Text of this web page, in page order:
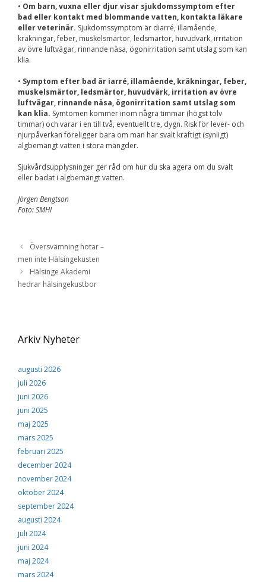
• Om barn, vuxna eller djur visar sjukdomssymptom efter
bad eller kontakt med blommande vatten, kontakta läkare
eller veterinär. Sjukdomssymptom är diarré, illamående,
kräkningar, feber, muskelsmärtor, ledsmärtor, huvudvärk, irritation
av övre luftvägar, rinnande näsa, ögonirritation samt utslag som kan
klia.
• Symptom efter bad är iarré, illamående, kräkningar, feber,
muskelsmärtor, ledsmärtor, huvudvärk, irritation av övre
luftvägar, rinnande näsa, ögonirritation samt utslag som
kan klia. Symtomen kommer inom några timmar (högst tolv
timmar) och varar i en till två, eventuellt tre, dygn. Risk för lever- och
njurpåverkan föreligger bara om man har svalt kraftigt (synligt)
algbemängt vatten i stora mängder.
Sjukvårdsupplysninger ger råd om hur du ska agera om du svalt
eller badat i algbemängt vatten.
Jörgen Bengtson
Foto: SMHI
Översvämning hotar –
men inte Hälsingekusten
Hälsinge Akademi
hedrar hälsingekustbor
Arkiv Nyheter
augusti 2026
juli 2026
juni 2026
juni 2025
maj 2025
mars 2025
februari 2025
december 2024
november 2024
oktober 2024
september 2024
augusti 2024
juli 2024
juni 2024
maj 2024
mars 2024
chansen att få se
personligt anpassat
innehåll och
erbjudanden.